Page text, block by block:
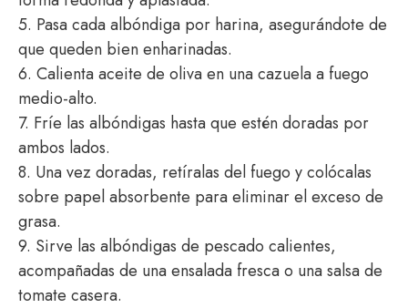
5. Pasa cada albóndiga por harina, asegurándote de
que queden bien enharinadas.
6. Calienta aceite de oliva en una cazuela a fuego
medio-alto.
7. Fríe las albóndigas hasta que estén doradas por
ambos lados.
8. Una vez doradas, retíralas del fuego y colócalas
sobre papel absorbente para eliminar el exceso de
grasa.
9. Sirve las albóndigas de pescado calientes,
acompañadas de una ensalada fresca o una salsa de
tomate casera.